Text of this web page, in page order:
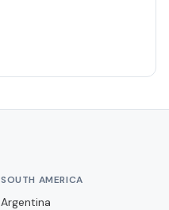
SOUTH AMERICA
Argentina